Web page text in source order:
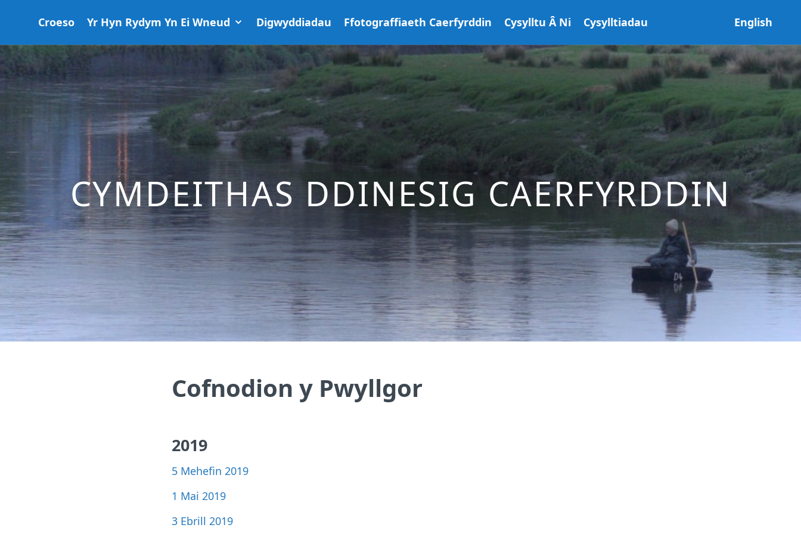
Croeso Yr Hyn Rydym Yn Ei Wneud Digwyddiadau Ffotograffiaeth Caerfyrddin Cysylltu Ȃ Ni Cysylltiadau English
CYMDEITHAS DDINESIG CAERFYRDDIN
Cofnodion y Pwyllgor
2019
5 Mehefin 2019
1 Mai 2019
3 Ebrill 2019